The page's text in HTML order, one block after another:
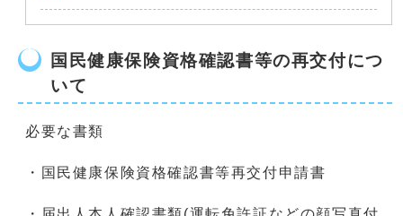
国民健康保険資格確認書等の再交付につ
いて
必要な書類
・国民健康保険資格確認書等再交付申請書